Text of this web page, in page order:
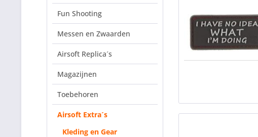
Fun Shooting
Messen en Zwaarden
Airsoft Replica´s
Magazijnen
Toebehoren
Airsoft Extra´s
Kleding en Gear